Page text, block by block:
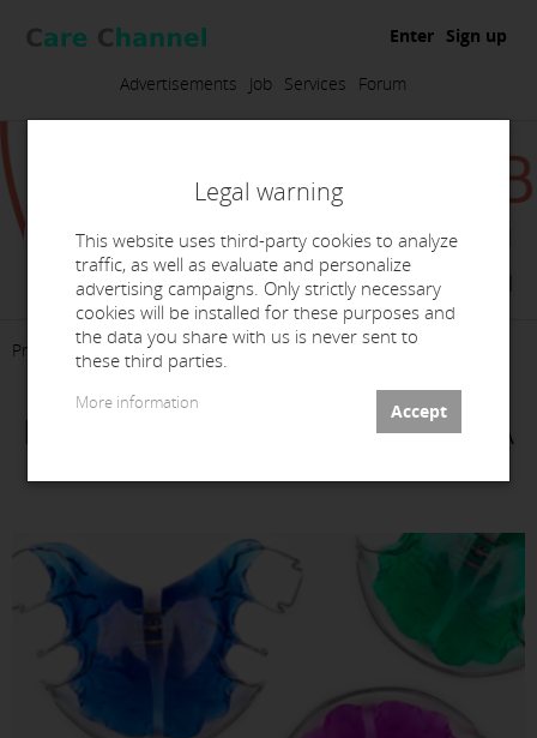
Advertisements Job Services Forum
Enter Sign up
Prolab Dental
Presentation Products Services Contact
LABORATORIO DE ORTODONCIA
Legal warning
This website uses third-party cookies to analyze
traffic, as well as evaluate and personalize
advertising campaigns. Only strictly necessary
cookies will be installed for these purposes and
the data you share with us is never sent to
these third parties.
More information